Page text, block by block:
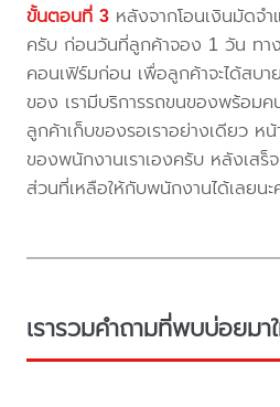
ขั้นตอนที่ 3 หลังจากโอนเงินมัดจ
ครับ ก่อนวันที่ลูกค้าจอง 1 วัน ทาง
คอนเฟิร์มก่อน เพื่อลูกค้าจะได้สบ
ของ เรามีบริการรถขนของพร้อ
ลูกค้าเก็บของรอเราอย่างเดียว ห
ของพนักงานเราเองครับ หลังเสร็
ส่วนที่เหลือให้กับพนักงานได้เลยนะ
เรารวมคำถามที่พบบ่อยมา